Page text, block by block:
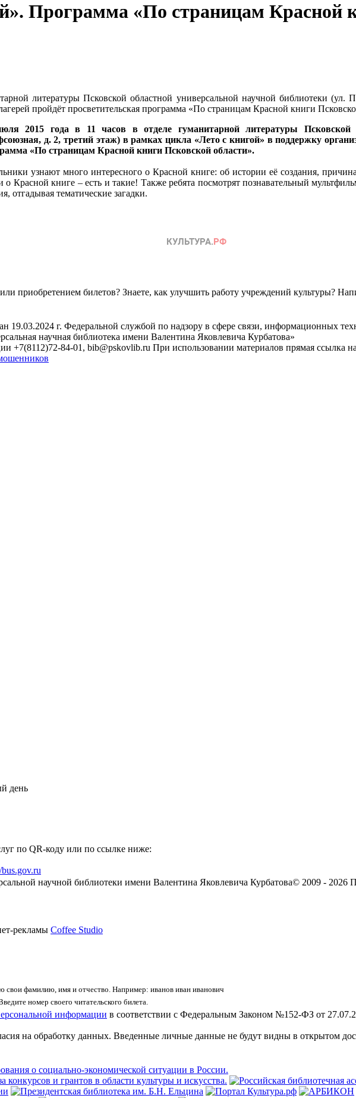
Программа «По страницам Красной
литературы Псковской областной универсальной научной библиотеки
пройдёт просветительская программа «По страницам Красной книги
2015 года в 11 часов в отделе гуманитарной литературы Псковской
д. 2, третий этаж) в рамках цикла «Лето с книгой» в поддержку
«По страницам Красной книги Псковской области».
узнают много интересного о Красной книге: об истории её создания,
о Красной книге – есть и такие! Также ребята посмотрят познавательный
отгадывая тематические загадки.
приобретением билетов? Знаете, как улучшить работу учреждений культуры?
г. Федеральной службой по надзору в сфере связи, информационных
научная библиотека имени Валентина Яковлевича Курбатова»
+7(8112)72-84-01, bib@pskovlib.ru При использовании материалов прямая ссылка
день
по QR-коду или по ссылке ниже:
научной библиотеки имени Валентина Яковлевича Курбатова© 2009 - 2026
рекламы Coffee Studio
свои фамилию, имя и отчество. Например: иванов иван иванович
номер своего читательского билета.
информации в соответствии с Федеральным Законом №152-ФЗ от
на обработку данных. Введенные личные данные не будут видны в открытом